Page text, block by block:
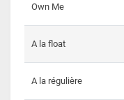
Own Me
A la float
A la régulière